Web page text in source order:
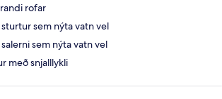
rofar
sem nýta vatn vel
sem nýta vatn vel
með snjalllykli